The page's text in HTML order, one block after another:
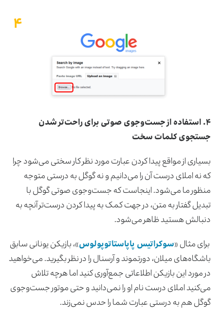
۴. استفاده از جست‌وجوی صوتی برای راحت‌تر شدن
جستجوی کلمات سخت
بسیاری از مواقع پیدا کردن عبارت مورد نظر کار سختی می‌شود چرا
که نه املای درست آن را می‌دانیم و نه گوگل به درستی متوجه
منظور ما می‌شود. اینجاست که جست‌وجوی صوتی گوگل با
تبدیل گفتار به متن، در جهت کمک به پیدا کردن درست‌تر آنچه به
دنبالش هستید ظاهر می‌شود.
برای مثال «سوکراتیس پاپاستاتوپولوس»، بازیکن یونانی سابق
باشگاه‌های میلان، دورتموند و آرسنال را در نظر بگیرید. می‌خواهید
در مورد این بازیکن اطلاعاتی جمع‌آوری کنید اما هرچه تلاش
می‌کنید املای درست نام او را نمی‌دانید و حتی موتور جست‌وجوی
گوگل هم به درستی عبارت شما را حدس نمی‌زند.